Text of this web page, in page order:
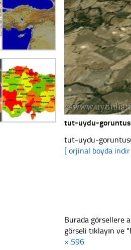
tut-uydu-
tut-uydu-
[ orjinal boyda
Burada görsellere
görseli tıklayın ve
× 596